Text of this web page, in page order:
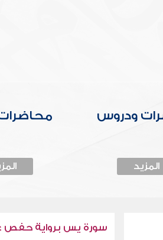
ودروس
المزيد
سورة يس برواية